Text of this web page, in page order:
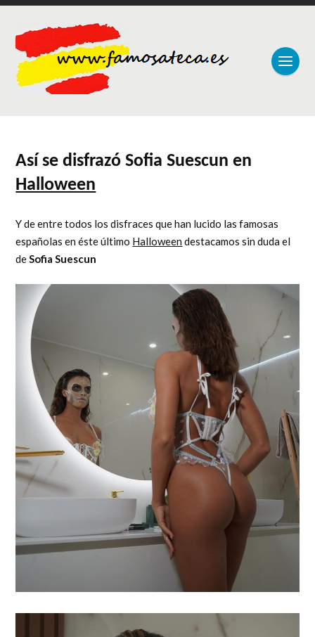
Así se disfrazó Sofia Suescun en
Halloween
Y de entre todos los disfraces que han lucido las famosas
españolas en éste último Halloween destacamos sin duda el
deSofia Suescun